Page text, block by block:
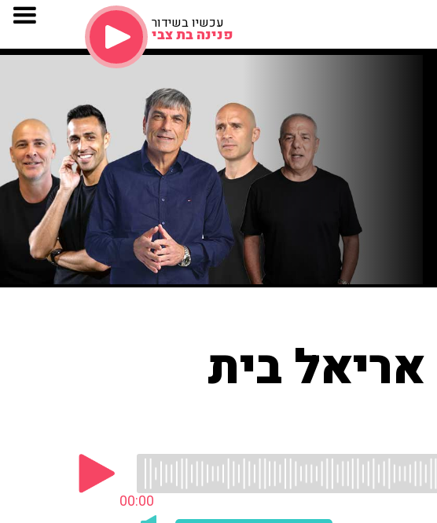
עכשיו בשידור
פנינה בת צבי
בית
00:00